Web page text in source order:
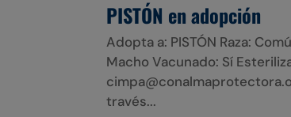
PISTÓN en adopción
Adopta a: PISTÓN Raza:
Macho Vacunado: Sí
través...